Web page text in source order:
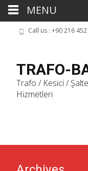
Call us : +90 216
TRAFO-
Trafo / Kesici /
Hizmetleri
MENU